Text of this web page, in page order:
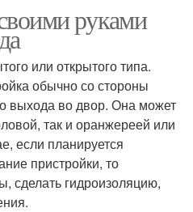
руками
или открытого типа.
обычно со стороны
выхода во двор. Она может
так и оранжереей или
если планируется
пристройки, то
сделать гидроизоляцию,